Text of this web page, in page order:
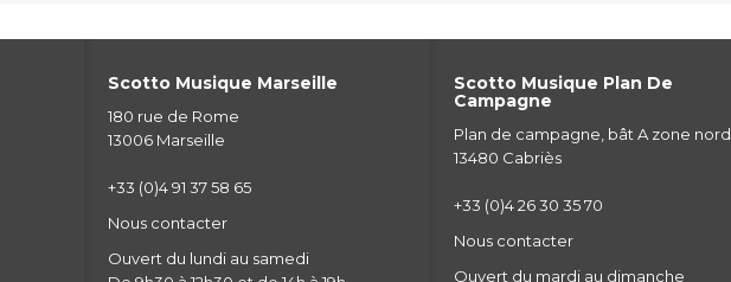
Scotto Musique Marseille
180 rue de Rome
13006 Marseille
+33 (0)4 91 37 58 65
Nous contacter
Ouvert du lundi au samedi
Scotto Musique Plan De
Campagne
Plan de campagne, bât A zone nord
13480 Cabriès
+33 (0)4 26 30 35 70
Nous contacter
Ouvert du mardi au dimanche